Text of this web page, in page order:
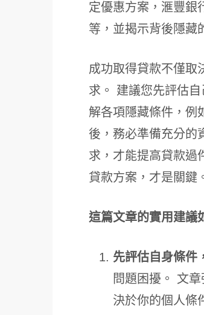
定優惠方案，滙豐銀
等，並揭示背後隱藏
成功取得貸款不僅取
求。 建議您先評估
解各項隱藏條件，例
後，務必準備充分的
求，才能提高貸款過
貸款方案，才是關鍵
這篇文章的實用建議
先評估自身條件
問題困擾。 文
決於你的個人條